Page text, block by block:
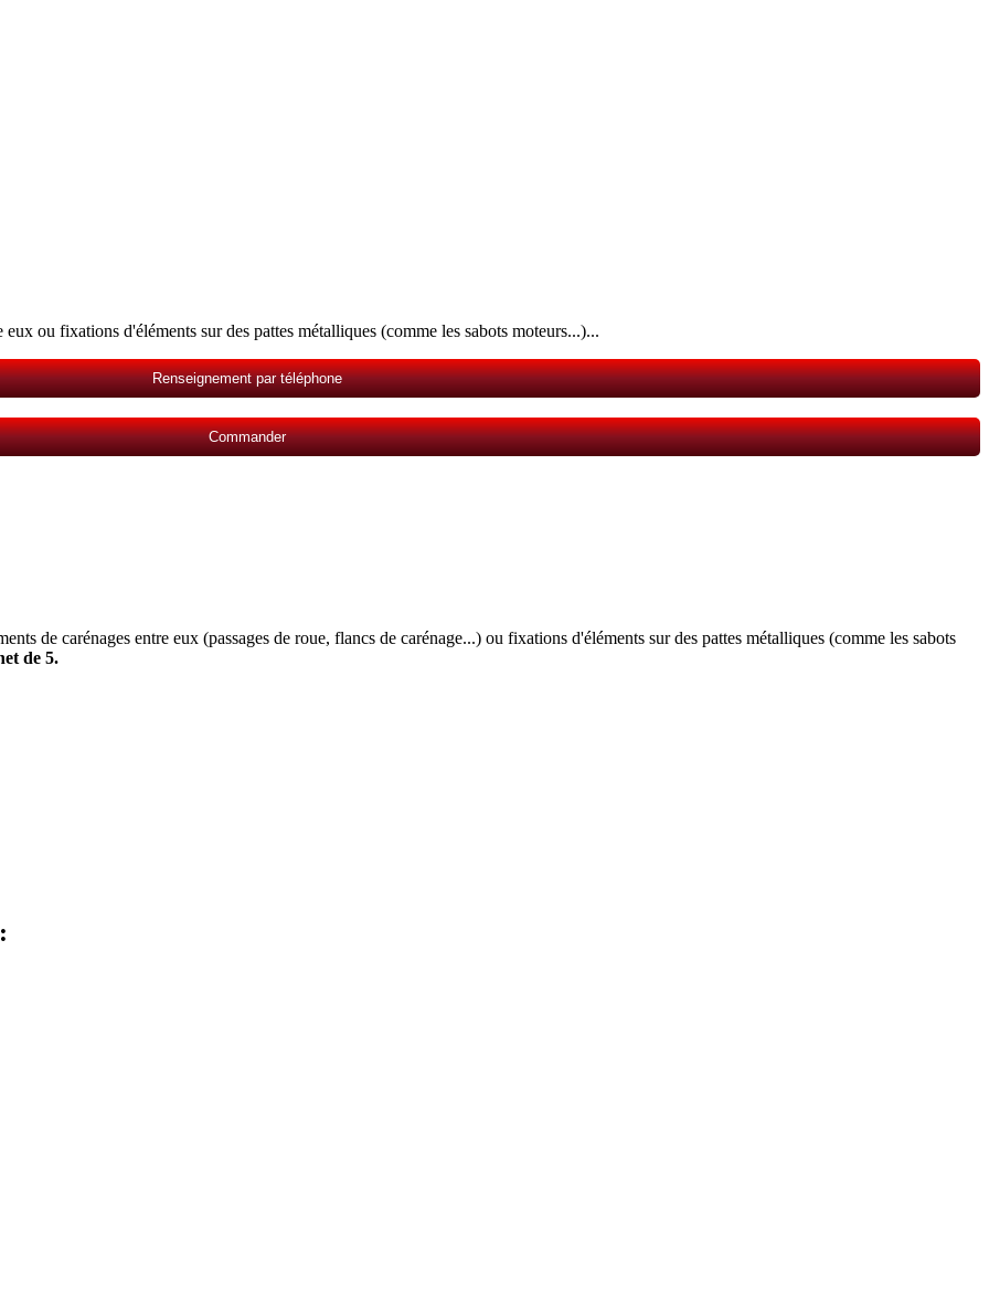
ou fixations d'éléments sur des pattes métalliques (comme les sabots moteurs...)...
Renseignement par téléphone
Commander
de carénages entre eux (passages de roue, flancs de carénage...) ou fixations d'éléments sur des pattes métalliques (comme les sabots
de 5.